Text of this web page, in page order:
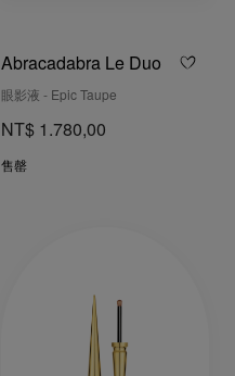
Abracadabra Le Duo
眼影液 - Epic Taupe
NT$ 1.780,00
售罄